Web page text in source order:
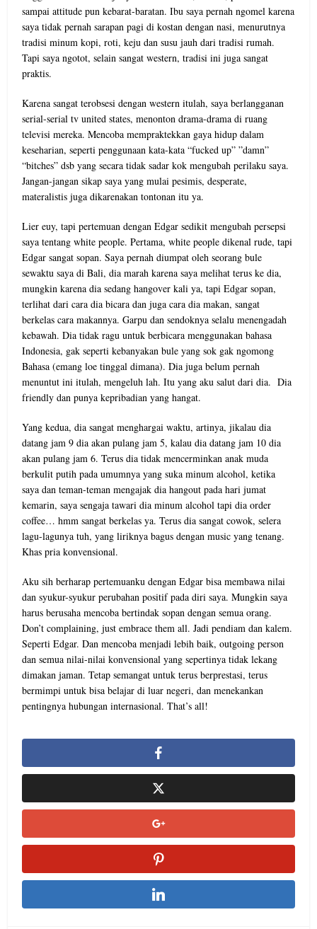
sampai attitude pun kebarat-baratan. Ibu saya pernah ngomel karena
saya tidak pernah sarapan pagi di kostan dengan nasi, menurutnya
tradisi minum kopi, roti, keju dan susu jauh dari tradisi rumah.
Tapi saya ngotot, selain sangat western, tradisi ini juga sangat
praktis.
Karena sangat terobsesi dengan western itulah, saya berlangganan
serial-serial tv united states, menonton drama-drama di ruang
televisi mereka. Mencoba mempraktekkan gaya hidup dalam
keseharian, seperti penggunaan kata-kata “fucked up” ”damn”
“bitches” dsb yang secara tidak sadar kok mengubah perilaku saya.
Jangan-jangan sikap saya yang mulai pesimis, desperate,
materalistis juga dikarenakan tontonan itu ya.
Lier euy, tapi pertemuan dengan Edgar sedikit mengubah persepsi
saya tentang white people. Pertama, white people dikenal rude, tapi
Edgar sangat sopan. Saya pernah diumpat oleh seorang bule
sewaktu saya di Bali, dia marah karena saya melihat terus ke dia,
mungkin karena dia sedang hangover kali ya, tapi Edgar sopan,
terlihat dari cara dia bicara dan juga cara dia makan, sangat
berkelas cara makannya. Garpu dan sendoknya selalu menengadah
kebawah. Dia tidak ragu untuk berbicara menggunakan bahasa
Indonesia, gak seperti kebanyakan bule yang sok gak ngomong
Bahasa (emang loe tinggal dimana). Dia juga belum pernah
menuntut ini itulah, mengeluh lah. Itu yang aku salut dari dia. Dia
friendly dan punya kepribadian yang hangat.
Yang kedua, dia sangat menghargai waktu, artinya, jikalau dia
datang jam 9 dia akan pulang jam 5, kalau dia datang jam 10 dia
akan pulang jam 6. Terus dia tidak mencerminkan anak muda
berkulit putih pada umumnya yang suka minum alcohol, ketika
saya dan teman-teman mengajak dia hangout pada hari jumat
kemarin, saya sengaja tawari dia minum alcohol tapi dia order
coffee… hmm sangat berkelas ya. Terus dia sangat cowok, selera
lagu-lagunya tuh, yang liriknya bagus dengan music yang tenang.
Khas pria konvensional.
Aku sih berharap pertemuanku dengan Edgar bisa membawa nilai
dan syukur-syukur perubahan positif pada diri saya. Mungkin saya
harus berusaha mencoba bertindak sopan dengan semua orang.
Don’t complaining, just embrace them all. Jadi pendiam dan kalem.
Seperti Edgar. Dan mencoba menjadi lebih baik, outgoing person
dan semua nilai-nilai konvensional yang sepertinya tidak lekang
dimakan jaman. Tetap semangat untuk terus berprestasi, terus
bermimpi untuk bisa belajar di luar negeri, dan menekankan
pentingnya hubungan internasional. That’s all!